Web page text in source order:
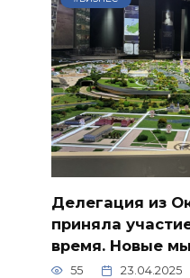
Делегация из
приняла
время. Новые
55 23.04.2025